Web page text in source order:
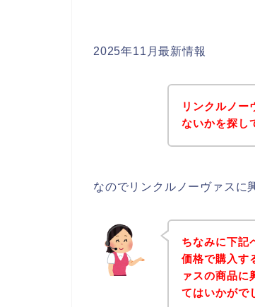
2025年11月最新情報
リンクルノー
ないかを探し
なのでリンクルノーヴァスに
ちなみに下記
価格で購入す
ァスの商品に
てはいかがで